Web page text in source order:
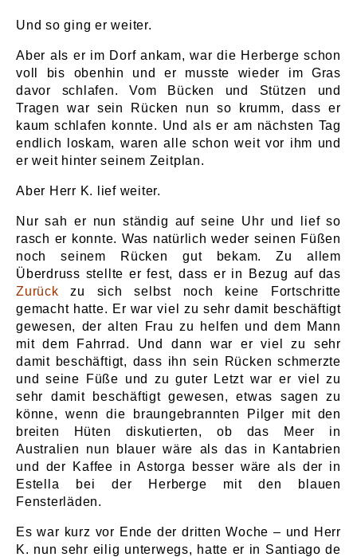
Und so ging er weiter.
Aber als er im Dorf ankam, war die Herberge schon
voll bis obenhin und er musste wieder im Gras
davor schlafen. Vom Bücken und Stützen und
Tragen war sein Rücken nun so krumm, dass er
kaum schlafen konnte. Und als er am nächsten Tag
endlich loskam, waren alle schon weit vor ihm und
er weit hinter seinem Zeitplan.
Aber Herr K. lief weiter.
Nur sah er nun ständig auf seine Uhr und lief so
rasch er konnte. Was natürlich weder seinen Füßen
noch seinem Rücken gut bekam. Zu allem
Überdruss stellte er fest, dass er in Bezug auf das
Zurück zu sich selbst noch keine Fortschritte
gemacht hatte. Er war viel zu sehr damit beschäftigt
gewesen, der alten Frau zu helfen und dem Mann
mit dem Fahrrad. Und dann war er viel zu sehr
damit beschäftigt, dass ihn sein Rücken schmerzte
und seine Füße und zu guter Letzt war er viel zu
sehr damit beschäftigt gewesen, etwas sagen zu
könne, wenn die braungebrannten Pilger mit den
breiten Hüten diskutierten, ob das Meer in
Australien nun blauer wäre als das in Kantabrien
und der Kaffee in Astorga besser wäre als der in
Estella bei der Herberge mit den blauen
Fensterläden.
Es war kurz vor Ende der dritten Woche – und Herr
K. nun sehr eilig unterwegs, hatte er in Santiago de